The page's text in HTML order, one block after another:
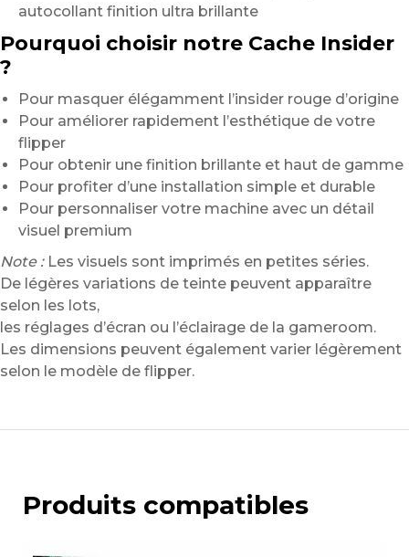
autocollant finition ultra brillante
Pourquoi choisir notre Cache Insider
?
Pour masquer élégamment l’insider rouge d’origine
Pour améliorer rapidement l’esthétique de votre
flipper
Pour obtenir une finition brillante et haut de gamme
Pour profiter d’une installation simple et durable
Pour personnaliser votre machine avec un détail
visuel premium
Note :Les visuels sont imprimés en petites séries.
De légères variations de teinte peuvent apparaître
selon les lots,
les réglages d’écran ou l’éclairage de la gameroom.
Les dimensions peuvent également varier légèrement
selon le modèle de flipper.
Produits compatibles